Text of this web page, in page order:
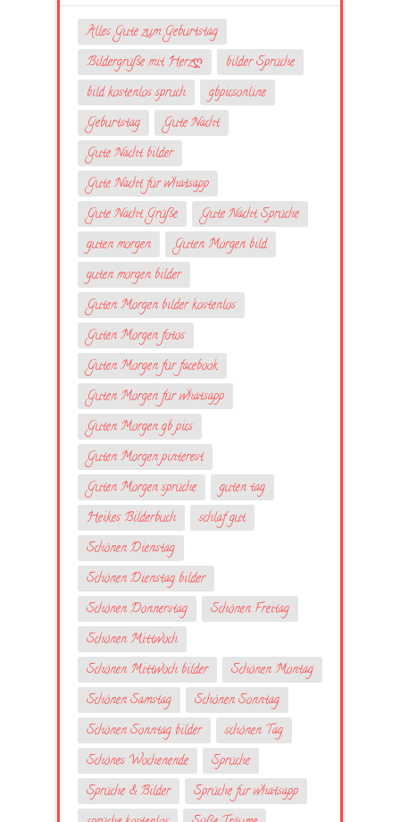
Alles Gute zum Geburtstag
Bildergrüße mit Herzღ
bilder Sprüche
bild kostenlos spruch
gbpicsonline
Geburtstag
Gute Nacht
Gute Nacht bilder
Gute Nacht für whatsapp
Gute Nacht Grüße
Gute Nacht Sprüche
guten morgen
Guten Morgen bild
guten morgen bilder
Guten Morgen bilder kostenlos
Guten Morgen fotos
Guten Morgen für facebook
Guten Morgen für whatsapp
Guten Morgen gb pics
Guten Morgen pinterest
Guten Morgen sprüche
guten tag
Heikes Bilderbuch
schlaf gut
Schönen Dienstag
Schönen Dienstag bilder
Schönen Donnerstag
Schönen Freitag
Schönen Mittwoch
Schönen Mittwoch bilder
Schönen Montag
Schönen Samstag
Schönen Sonntag
Schönen Sonntag bilder
schönen Tag
Schönes Wochenende
Sprüche
Sprüche & Bilder
Sprüche fur whatsapp